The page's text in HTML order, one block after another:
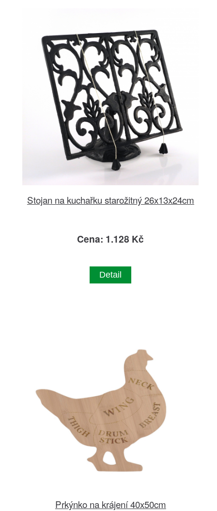
Stojan na kuchařku starožitný 26x13x24cm
Cena: 1.128 Kč
Detail
Prkýnko na krájení 40x50cm